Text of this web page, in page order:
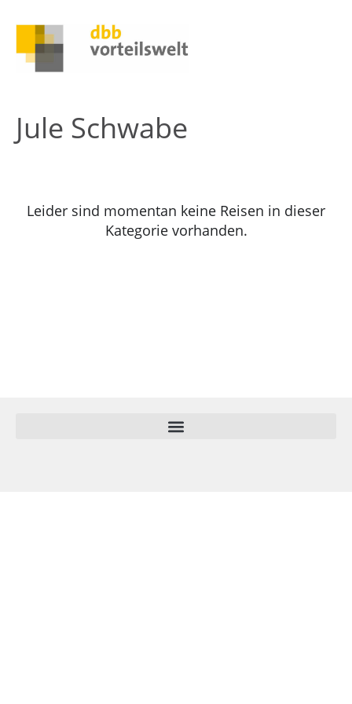
Jule Schwabe
Leider sind momentan keine Reisen in dieser
Kategorie vorhanden.